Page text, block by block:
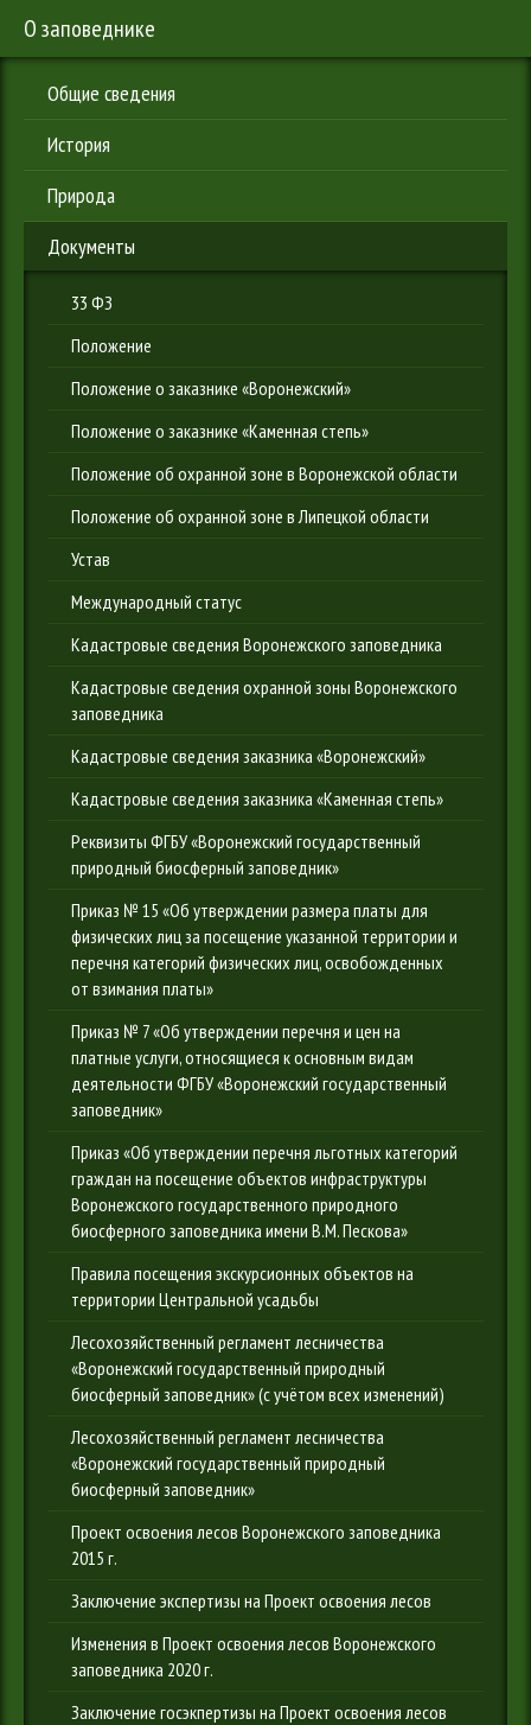
О заповеднике
Общие сведения
История
Природа
Документы
33 ФЗ
Положение
Положение о заказнике «Воронежский»
Положение о заказнике «Каменная степь»
Положение об охранной зоне в Воронежской области
Положение об охранной зоне в Липецкой области
Устав
Международный статус
Кадастровые сведения Воронежского заповедника
Кадастровые сведения охранной зоны Воронежского
заповедника
Кадастровые сведения заказника «Воронежский»
Кадастровые сведения заказника «Каменная степь»
Реквизиты ФГБУ «Воронежский государственный
природный биосферный заповедник»
Приказ № 15 «Об утверждении размера платы для
физических лиц за посещение указанной территории и
перечня категорий физических лиц, освобожденных
от взимания платы»
Приказ № 7 «Об утверждении перечня и цен на
платные услуги, относящиеся к основным видам
деятельности ФГБУ «Воронежский государственный
заповедник»
Приказ «Об утверждении перечня льготных категорий
граждан на посещение объектов инфраструктуры
Воронежского государственного природного
биосферного заповедника имени В.М. Пескова»
Правила посещения экскурсионных объектов на
территории Центральной усадьбы
Лесохозяйственный регламент лесничества
«Воронежский государственный природный
биосферный заповедник» (с учётом всех изменений)
Лесохозяйственный регламент лесничества
«Воронежский государственный природный
биосферный заповедник»
Проект освоения лесов Воронежского заповедника
2015 г.
Заключение экспертизы на Проект освоения лесов
Изменения в Проект освоения лесов Воронежского
заповедника 2020 г.
Заключение госэкпертизы на Проект освоения лесов